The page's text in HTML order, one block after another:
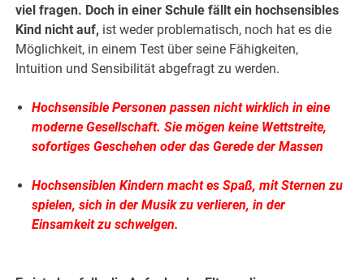
viel fragen. Doch in einer Schule fällt ein hochsensibles
Kind nicht auf, ist weder problematisch, noch hat es die
Möglichkeit, in einem Test über seine Fähigkeiten,
Intuition und Sensibilität abgefragt zu werden.
Hochsensible Personen passen nicht wirklich in eine
moderne Gesellschaft. Sie mögen keine Wettstreite,
sofortiges Geschehen oder das Gerede der Massen
Hochsensiblen Kindern macht es Spaß, mit Sternen zu
spielen, sich in der Musik zu verlieren, in der
Einsamkeit zu schwelgen.